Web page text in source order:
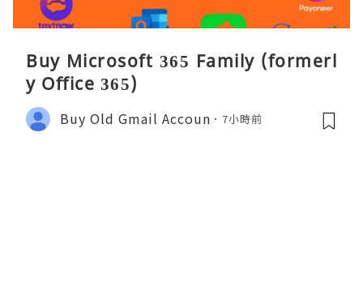
Buy Microsoft 365 Family (formerl
y Office 365)
Buy Old Gmail Accoun 7小時前